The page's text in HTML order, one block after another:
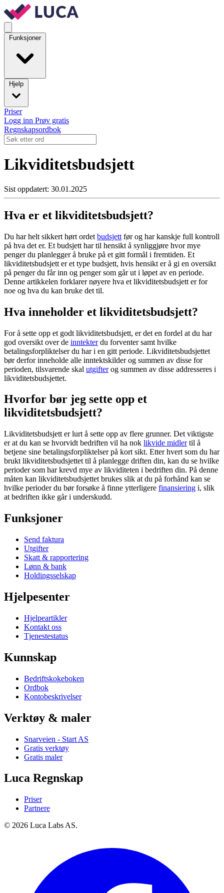
Funksjoner
Hjelp
Priser
Logg inn Prøv gratis
Regnskapsordbok
Likviditetsbudsjett
Sist oppdatert: 30.01.2025
Hva er et likviditetsbudsjett?
Du har helt sikkert hørt ordet budsjett før og har kanskje full kontroll
på hva det er. Et budsjett har til hensikt å synliggjøre hvor mye
penger du planlegger å bruke på et gitt formål i fremtiden. Et
likviditetsbudsjett er et type budsjett, hvis hensikt er å gi en oversikt
på penger du får inn og penger som går ut i løpet av en periode.
Denne artikkelen forklarer nøyere hva et likviditetsbudsjett er for
noe og hva du kan bruke det til.
Hva inneholder et likviditetsbudsjett?
For å sette opp et godt likviditetsbudsjett, er det en fordel at du har
god oversikt over de inntekterdu forventer samt hvilke
betalingsforpliktelser du har i en gitt periode. Likviditetsbudsjettet
bør derfor inneholde alle inntektskilder og summen av disse for
perioden, tilsvarende skal utgifterog summen av disse addresseres i
likviditetsbudsjettet.
Hvorfor bør jeg sette opp et
likviditetsbudsjett?
Likviditetsbudsjett er lurt å sette opp av flere grunner. Det viktigste
er at du kan se hvorvidt bedriften vil ha nok likvide midlertil å
betjene sine betalingsforpliktelser på kort sikt. Etter hvert som du har
brukt likviditetsbudsjettet til å planlegge driften din, kan du se hvilke
perioder som har krevd mye av likviditeten i bedriften din. På denne
måten kan likviditetsbudsjettet brukes slik at du på forhånd kan se
hvilke perioder du bør forsøke å finne ytterligere finansiering i, slik
at bedriften ikke går i underskudd.
Funksjoner
Send faktura
Utgifter
Skatt & rapportering
Lønn & bank
Holdingsselskap
Hjelpesenter
Hjelpeartikler
Kontakt oss
Tjenestestatus
Kunnskap
Bedriftskokeboken
Ordbok
Kontobeskrivelser
Verktøy & maler
Snarveien - Start AS
Gratis verktøy
Gratis maler
Luca Regnskap
Priser
Partnere
© 2026 Luca Labs AS.